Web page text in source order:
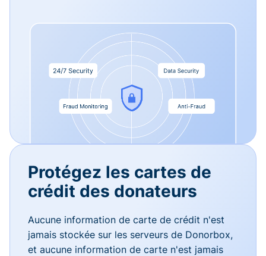
Protégez les cartes de
crédit des donateurs
Aucune information de carte de crédit n'est
jamais stockée sur les serveurs de Donorbox,
et aucune information de carte n'est jamais